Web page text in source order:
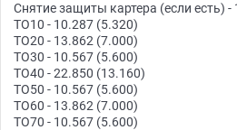
Снятие защиты картера (если есть) -
ТО10 - 10.287 (5.320)
ТО20 - 13.862 (7.000)
ТО30 - 10.567 (5.600)
ТО40 - 22.850 (13.160)
ТО50 - 10.567 (5.600)
ТО60 - 13.862 (7.000)
ТО70 - 10.567 (5.600)